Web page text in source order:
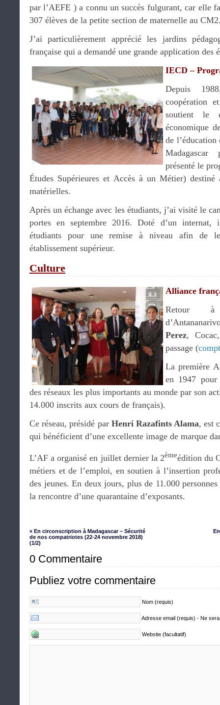
par l’AEFE ) a connu un succès fulgurant, car elle
307 élèves de la petite section de maternelle au
J’ai particulièrement apprécié les jardins
française qui a demandé une grande application des
IECD –
Depuis
coopération
soutient le
économique
de
présenté le
Études Supérieures et Accès à un Métier)
matérielles.
Après un échange avec les étudiants, j’ai visité le
portes en septembre 2016. Doté d’un internat,
étudiants pour une remise à niveau afin de
établissement supérieur.
Culture
Alliance
Retour à
Perez,
passage (
La première
en 1947 pour
des réseaux les plus importants au monde par son
14.000 inscrits aux cours de français).
Ce réseau, présidé par Henri Razafints Alama, est
qui bénéficient d’une excellente image de marque
L’AF a organisé en juillet dernier la 2èmeédition du
métiers et de l’emploi, en soutien à l’insertion
des jeunes. En deux jours, plus de 11.000
la rencontre d’une quarantaine d’exposants.
« En circonscription à Madagascar – Sécurité
de nos compatriotes (22-24 novembre 2018)
(1/2)
0 Commentaire
Publiez votre commentaire
Nom (requis)
Adresse email (requis) - Ne
Website (facultatif)